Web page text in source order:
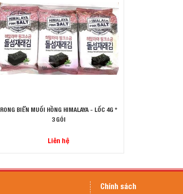
RONG BIỂN MUỐI HỒNG HIMALAYA - LỐC 4G *
3 GÓI
Liên hệ
Chính sách